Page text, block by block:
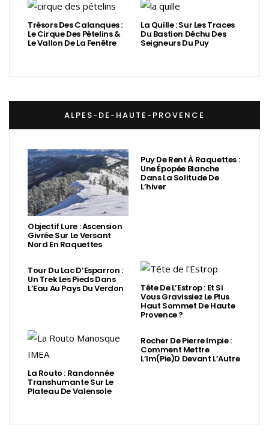
Trésors Des Calanques :
Le Cirque Des Pételins &
Le Vallon De La Fenêtre
La Quille : Sur Les Traces
Du Bastion Déchu Des
Seigneurs Du Puy
ALPES-DE-HAUTE-PROVENCE
Objectif Lure : Ascension
Givrée Sur Le Versant
Nord En Raquettes
Puy De Rent À Raquettes :
Une Épopée Blanche
Dans La Solitude De
L’hiver
Tour Du Lac D’Esparron :
Un Trek Les Pieds Dans
L’Eau Au Pays Du Verdon Tête De L’Estrop : Et Si
Vous Gravissiez Le Plus
Haut Sommet De Haute
Provence ?
La Routo : Randonnée
Transhumante Sur Le
Plateau De Valensole
Rocher De Pierre Impie :
Comment Mettre
L’Im(Pie)d Devant L’Autre